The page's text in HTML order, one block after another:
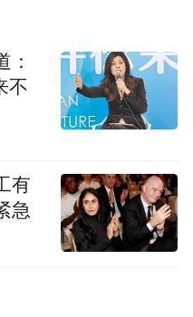
两厢车，70年代很
简洁漂亮，虽然很
：
不
有
急